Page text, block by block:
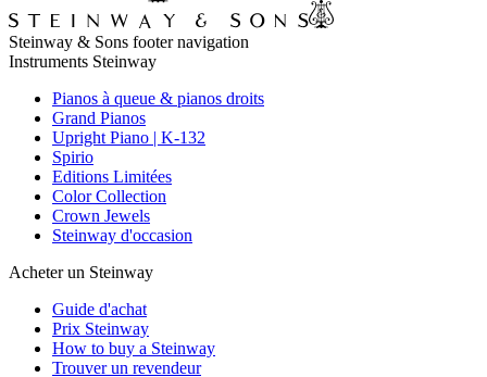
Steinway & Sons footer navigation
Instruments Steinway
Pianos à queue & pianos droits
Grand Pianos
Upright Piano | K-132
Spirio
Editions Limitées
Color Collection
Crown Jewels
Steinway d'occasion
Acheter un Steinway
Guide d'achat
Prix Steinway
How to buy a Steinway
Trouver un revendeur